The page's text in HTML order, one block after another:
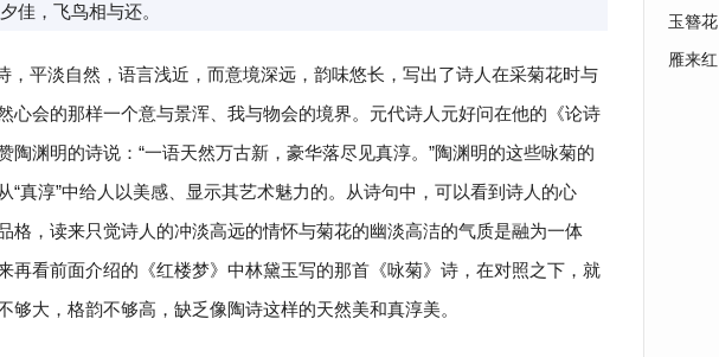
佳，飞鸟相与还。
，平淡自然，语言浅近，而意境深远，韵味悠长，写出了诗人在采菊花时与
心会的那样一个意与景浑、我与物会的境界。元代诗人元好问在他的《论诗
陶渊明的诗说：“一语天然万古新，豪华落尽见真淳。”陶渊明的这些咏菊的
“真淳”中给人以美感、显示其艺术魅力的。从诗句中，可以看到诗人的心
格，读来只觉诗人的冲淡高远的情怀与菊花的幽淡高洁的气质是融为一体
再看前面介绍的《红楼梦》中林黛玉写的那首《咏菊》诗，在对照之下，就
够大，格韵不够高，缺乏像陶诗这样的天然美和真淳美。
玉簪花
雁来红